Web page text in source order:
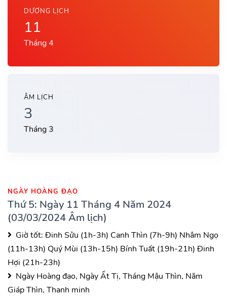
DƯƠNG LỊCH
11
Tháng 4
ÂM LỊCH
3
Tháng 3
NGÀY HOÀNG ĐẠO
Thứ 5: Ngày 11 Tháng 4 Năm 2024
(03/03/2024 Âm lịch)
Giờ tốt: Đinh Sửu (1h-3h) Canh Thìn (7h-9h) Nhâm Ngọ
(11h-13h) Quý Mùi (13h-15h) Bính Tuất (19h-21h) Đinh
Hợi (21h-23h)
Ngày Hoàng đạo, Ngày Ất Tị, Tháng Mậu Thìn, Năm
Giáp Thìn, Thanh minh